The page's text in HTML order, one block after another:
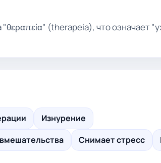
(therapeia), что означает
Изнурение
Снимает стресс